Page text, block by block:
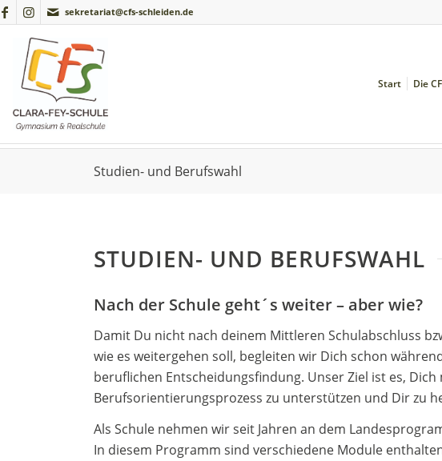
sekretariat@cfs-schleiden.de
Start Die
Studien- und Berufswahl
STUDIEN- UND BERUFSWAHL
Nach der Schule geht´s weiter – aber wie?
Damit Du nicht nach deinem Mittleren Schulabschluss
wie es weitergehen soll, begleiten wir Dich schon
beruflichen Entscheidungsfindung. Unser Ziel ist es,
Berufsorientierungsprozess zu unterstützen und Dir zu
Als Schule nehmen wir seit Jahren an dem
In diesem Programm sind verschiedene Module